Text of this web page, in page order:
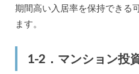
期間高い入居率を保持できる
ます。
1-2．マンション投